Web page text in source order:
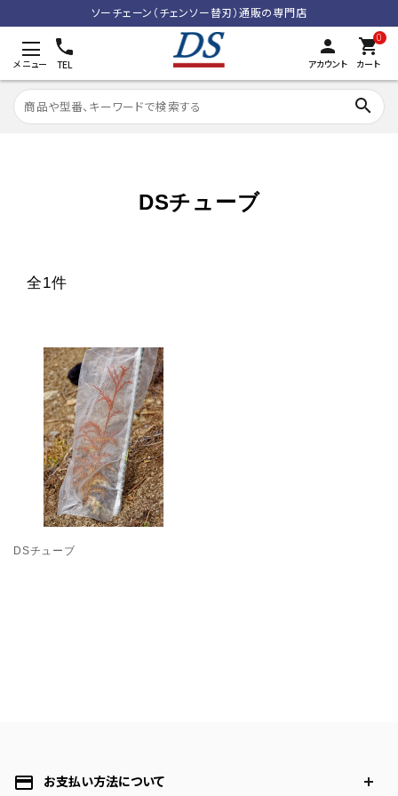
ソーチェーン（チェンソー替刃）通販の専門店
メニュー TEL
person
アカウント
0
shopping_cart
カート
search
meeting_room ログイン
利用規約
プライバシーポリシー
特定商取引法表示
お問い合わせ
DSチューブ
全1件
DSチューブ
payment お支払い方法について